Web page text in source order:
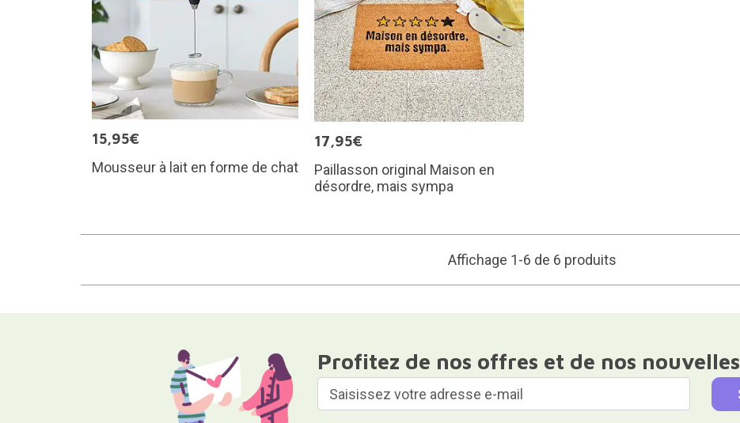
15,95€
Mousseur à lait en forme de chat
17,95€
Paillasson original Maison en
désordre, mais sympa
Affichage 1-6 de 6 produits
Profitez de nos offres et de nos nouvelles